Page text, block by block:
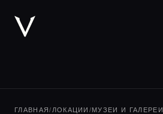
ГЛАВНАЯ/ ЛОКАЦИИ /МУЗЕИ И ГАЛЕРЕИ